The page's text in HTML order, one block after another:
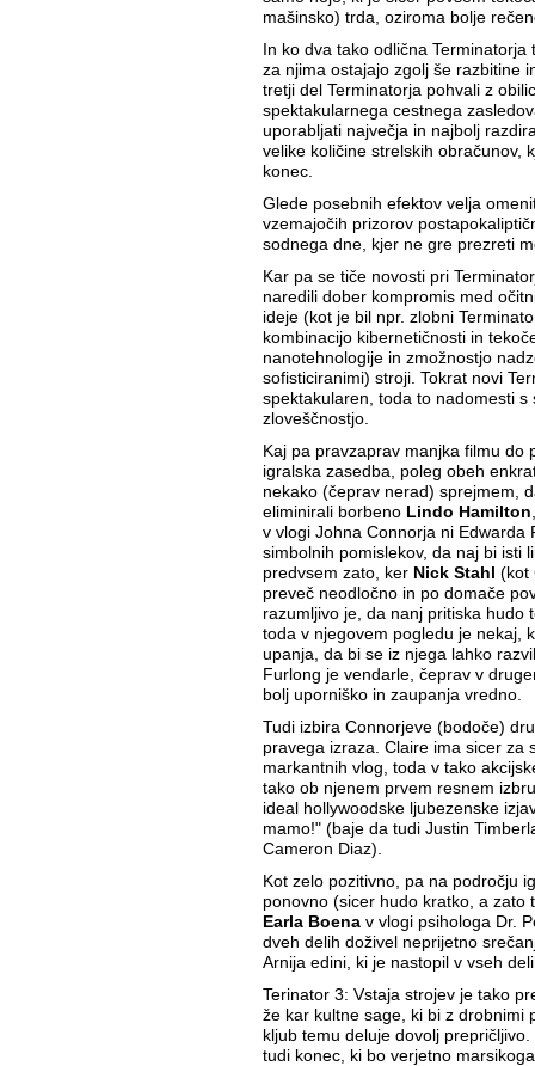
mašinsko) trda, oziroma bolje
In ko dva tako odlična
za njima ostajajo zgolj še razbitine
tretji del Terminatorja pohvali z
spektakularnega cestnega
uporabljati največja in najbolj
velike količine strelskih obračunov,
konec.
Glede posebnih efektov velja
vzemajočih prizorov
sodnega dne, kjer ne gre prezreti
Kar pa se tiče novosti pri
naredili dober kompromis med
ideje (kot je bil npr. zlobni
kombinacijo kibernetičnosti in
nanotehnologije in zmožnostjo
sofisticiranimi) stroji. Tokrat novi
spektakularen, toda to nadomesti s
zloveščnostjo.
Kaj pa pravzaprav manjka filmu do
igralska zasedba, poleg obeh
nekako (čeprav nerad) sprejmem,
eliminirali borbeno Lindo Hamilton
v vlogi Johna Connorja ni Edwarda
simbolnih pomislekov, da naj bi isti
predvsem zato, ker Nick Stahl (kot
preveč neodločno in po domače
razumljivo je, da nanj pritiska hudo
toda v njegovem pogledu je nekaj,
upanja, da bi se iz njega lahko
Furlong je vendarle, čeprav v
bolj uporniško in zaupanja vredno.
Tudi izbira Connorjeve (bodoče)
pravega izraza. Claire ima sicer za
markantnih vlog, toda v tako
tako ob njenem prvem resnem
ideal hollywoodske ljubezenske
mamo!" (baje da tudi Justin
Cameron Diaz).
Kot zelo pozitivno, pa na področju
ponovno (sicer hudo kratko, a zato
Earla Boena v vlogi psihologa Dr.
dveh delih doživel neprijetno
Arnija edini, ki je nastopil v vseh
Terinator 3: Vstaja strojev je tako
že kar kultne sage, ki bi z drobnimi
kljub temu deluje dovolj
tudi konec, ki bo verjetno